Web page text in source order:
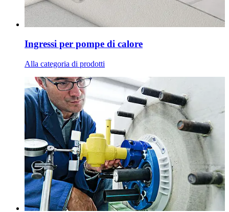
Ingressi per pompe di calore
Alla categoria di prodotti